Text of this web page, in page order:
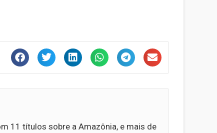
11 títulos sobre a Amazônia, e mais de